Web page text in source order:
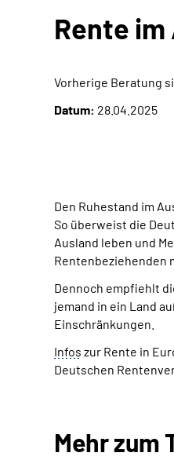
Rente
Vorherige Beratung
Datum: 28.04.2025
Den Ruhestand im
So überweist die
Ausland leben und
Rentenbeziehenden
Dennoch empfiehlt
jemand in ein Land
Einschränkungen.
Infos zur Rente in
Deutschen
Mehr zum